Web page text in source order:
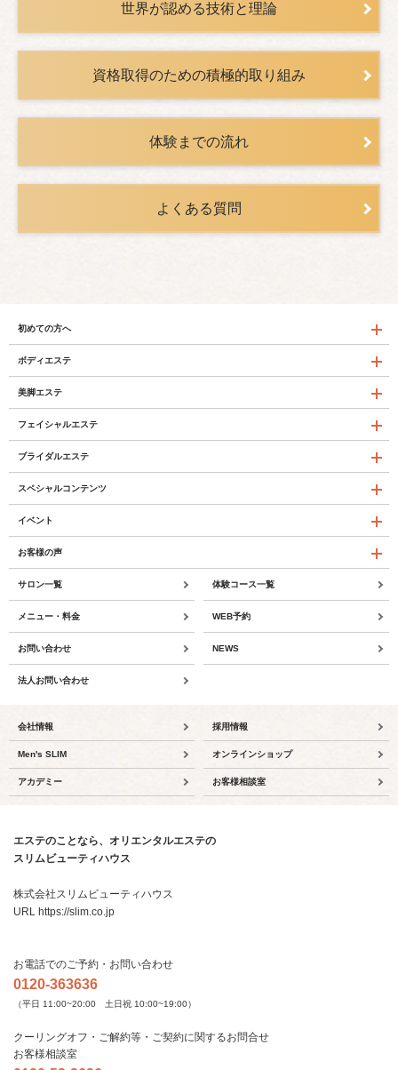
世界が認める技術と理論
資格取得のための積極的取り組み
体験までの流れ
よくある質問
初めての方へ
ボディエステ
美脚エステ
フェイシャルエステ
ブライダルエステ
スペシャルコンテンツ
イベント
お客様の声
サロン一覧 体験コース一覧
メニュー・料金 WEB予約
お問い合わせ NEWS
法人お問い合わせ
会社情報 採用情報
Men's SLIM オンラインショップ
アカデミー お客様相談室
エステのことなら、オリエンタルエステの
スリムビューティハウス
株式会社スリムビューティハウス
URL https://slim.co.jp
お電話でのご予約・お問い合わせ
0120-363636
（平日 11:00~20:00 土日祝 10:00~19:00）
クーリングオフ・ご解約等・ご契約に関するお問合せ
お客様相談室